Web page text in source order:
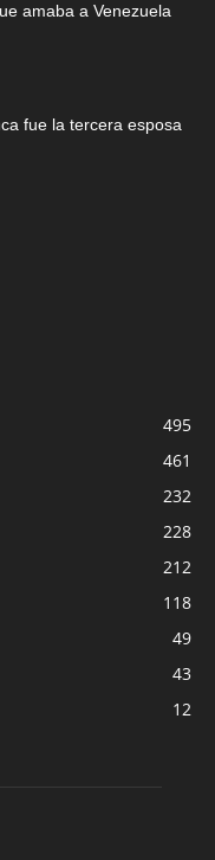
amaba a Venezuela
fue la tercera esposa
495
461
232
228
212
118
49
43
12